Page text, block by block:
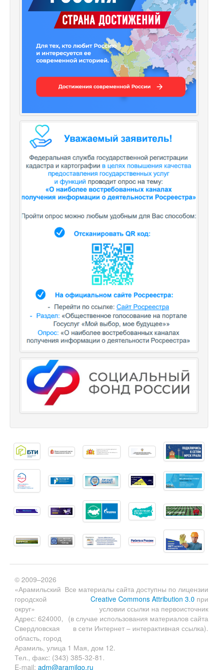
Все материалы сайта доступны по лицензии
Creative Commons Attribution 3.0 при
условии ссылки на первоисточник
(в случае использования материалов сайта
в сети Интернет – интерактивная ссылка).
© 2009–2026
«Арамильский
городской
округ»
Адрес: 624000,
Свердловская
область, город
Арамиль, улица 1 Мая, дом 12.
Тел., факс: (343) 385-32-81.
E-mail: adm@aramilgo.ru